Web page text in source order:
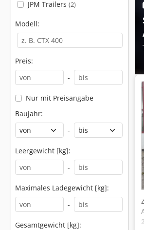
JPM Trailers (2)
Modell:
Preis:
-
Nur mit Preisangabe
Baujahr:
-
Leergewicht [kg]:
-
Maximales Ladegewicht [kg]:
-
Gesamtgewicht [kg]: